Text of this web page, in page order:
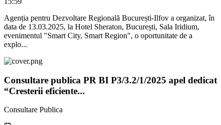
Agenția pentru Dezvoltare Regională București-Ilfov a organizat, în
data de 13.03.2025, la Hotel Sheraton, București, Sala Iridium,
evenimentul "Smart City, Smart Region", o oportunitate de a
explo...
Consultare publica PR BI P3/3.2/1/2025 apel dedicat
“Cresterii eficiente...
Consultare Publica